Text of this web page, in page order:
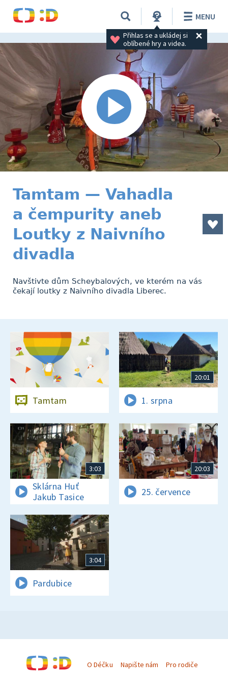
Přihlas se a ukládej si
oblíbené hry a videa.
MENU
Tamtam — Vahadla
a čempurity aneb
Loutky z Naivního
divadla
Navštivte dům Scheybalových, ve kterém na vás
čekají loutky z Naivního divadla Liberec.
Tamtam
20:01
1. srpna
3:03
Sklárna Huť
Jakub Tasice
20:03
25. července
3:04
Pardubice
O Déčku Napište nám Pro rodiče